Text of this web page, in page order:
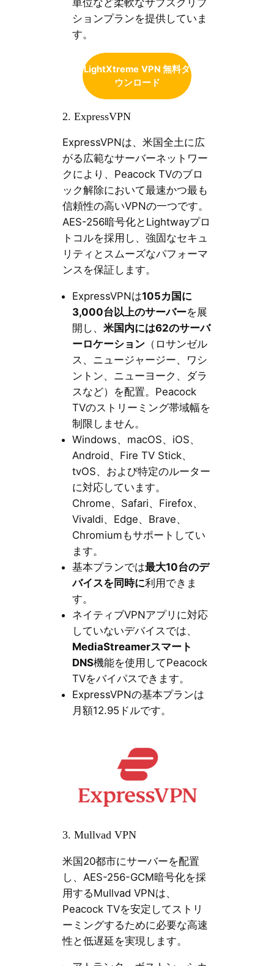
単位など柔軟なサブスクリプ
ションプランを提供していま
す。
LightXtreme VPN 無料ダ
ウンロード
2. ExpressVPN
ExpressVPNは、米国全土に広
がる広範なサーバーネットワー
クにより、Peacock TVのブロ
ック解除において最速かつ最も
信頼性の高いVPNの一つです。
AES-256暗号化とLightwayプロ
トコルを採用し、強固なセキュ
リティとスムーズなパフォーマ
ンスを保証します。
ExpressVPNは105カ国に
3,000台以上のサーバーを展
開し、 米国内には62のサーバ
ーロケーション（ロサンゼル
ス、ニュージャージー、ワシ
ントン、ニューヨーク、ダラ
スなど）を配置。Peacock
TVのストリーミング帯域幅を
制限しません。
Windows、macOS、iOS、
Android、Fire TV Stick、
tvOS、および特定のルーター
に対応しています。
Chrome、Safari、Firefox、
Vivaldi、Edge、Brave、
Chromiumもサポートしてい
ます。
基本プランでは最大10台のデ
バイスを同時に利用できま
す。
ネイティブVPNアプリに対応
していないデバイスでは、
MediaStreamerスマート
DNS機能を使用してPeacock
TVをバイパスできます。
ExpressVPNの基本プランは
月額12.95ドルです。
3. Mullvad VPN
米国20都市にサーバーを配置
し、AES-256-GCM暗号化を採
用するMullvad VPNは、
Peacock TVを安定してストリ
ーミングするために必要な高速
性と低遅延を実現します。